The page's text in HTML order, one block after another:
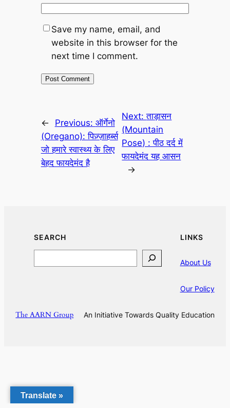
Save my name, email, and
website in this browser for the
next time I comment.
← Previous: ऑर्गेनो
(Oregano): पिज़्ज़ाहर्ब्स
जो हमारे स्वास्थ्य के लिए
बेहद फायदेमंद है
Next:ताड़ासन
(Mountain
Pose) : पीठ दर्द में
फायदेमंद यह आसन
→
SEARCH LINKS
About Us
Our Policy
The AARN Group An Initiative Towards Quality Education
Translate »